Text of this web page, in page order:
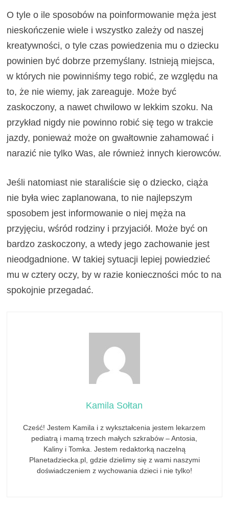
O tyle o ile sposobów na poinformowanie męża jest
nieskończenie wiele i wszystko zależy od naszej
kreatywności, o tyle czas powiedzenia mu o dziecku
powinien być dobrze przemyślany. Istnieją miejsca,
w których nie powinniśmy tego robić, ze względu na
to, że nie wiemy, jak zareaguje. Może być
zaskoczony, a nawet chwilowo w lekkim szoku. Na
przykład nigdy nie powinno robić się tego w trakcie
jazdy, ponieważ może on gwałtownie zahamować i
narazić nie tylko Was, ale również innych kierowców.
Jeśli natomiast nie staraliście się o dziecko, ciąża
nie była wiec zaplanowana, to nie najlepszym
sposobem jest informowanie o niej męża na
przyjęciu, wśród rodziny i przyjaciół. Może być on
bardzo zaskoczony, a wtedy jego zachowanie jest
nieodgadnione. W takiej sytuacji lepiej powiedzieć
mu w cztery oczy, by w razie konieczności móc to na
spokojnie przegadać.
Kamila Sołtan
Cześć! Jestem Kamila i z wykształcenia jestem lekarzem
pediatrą i mamą trzech małych szkrabów – Antosia,
Kaliny i Tomka. Jestem redaktorką naczelną
Planetadziecka.pl, gdzie dzielimy się z wami naszymi
doświadczeniem z wychowania dzieci i nie tylko!